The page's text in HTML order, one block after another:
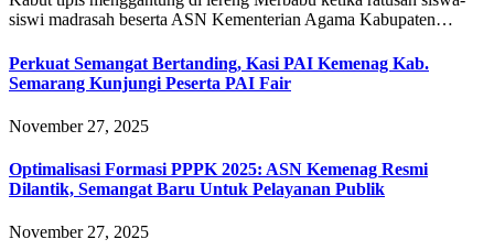
siswi madrasah beserta ASN Kementerian Agama Kabupaten…
Perkuat Semangat Bertanding, Kasi PAI Kemenag Kab.
Semarang Kunjungi Peserta PAI Fair
November 27, 2025
Optimalisasi Formasi PPPK 2025: ASN Kemenag Resmi
Dilantik, Semangat Baru Untuk Pelayanan Publik
November 27, 2025